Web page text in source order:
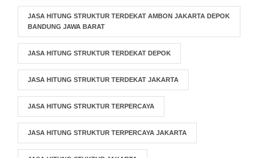
JASA HITUNG STRUKTUR TERDEKAT AMBON JAKARTA DEPOK
BANDUNG JAWA BARAT
JASA HITUNG STRUKTUR TERDEKAT DEPOK
JASA HITUNG STRUKTUR TERDEKAT JAKARTA
JASA HITUNG STRUKTUR TERPERCAYA
JASA HITUNG STRUKTUR TERPERCAYA JAKARTA